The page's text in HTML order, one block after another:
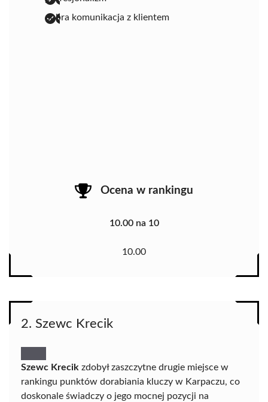
dobra komunikacja z klientem
Ocena w rankingu
10.00 na 10
10.00
2. Szewc Krecik
Szewc Krecik zdobył zaszczytne drugie miejsce w
rankingu punktów dorabiania kluczy w Karpaczu, co
doskonale świadczy o jego mocnej pozycji na